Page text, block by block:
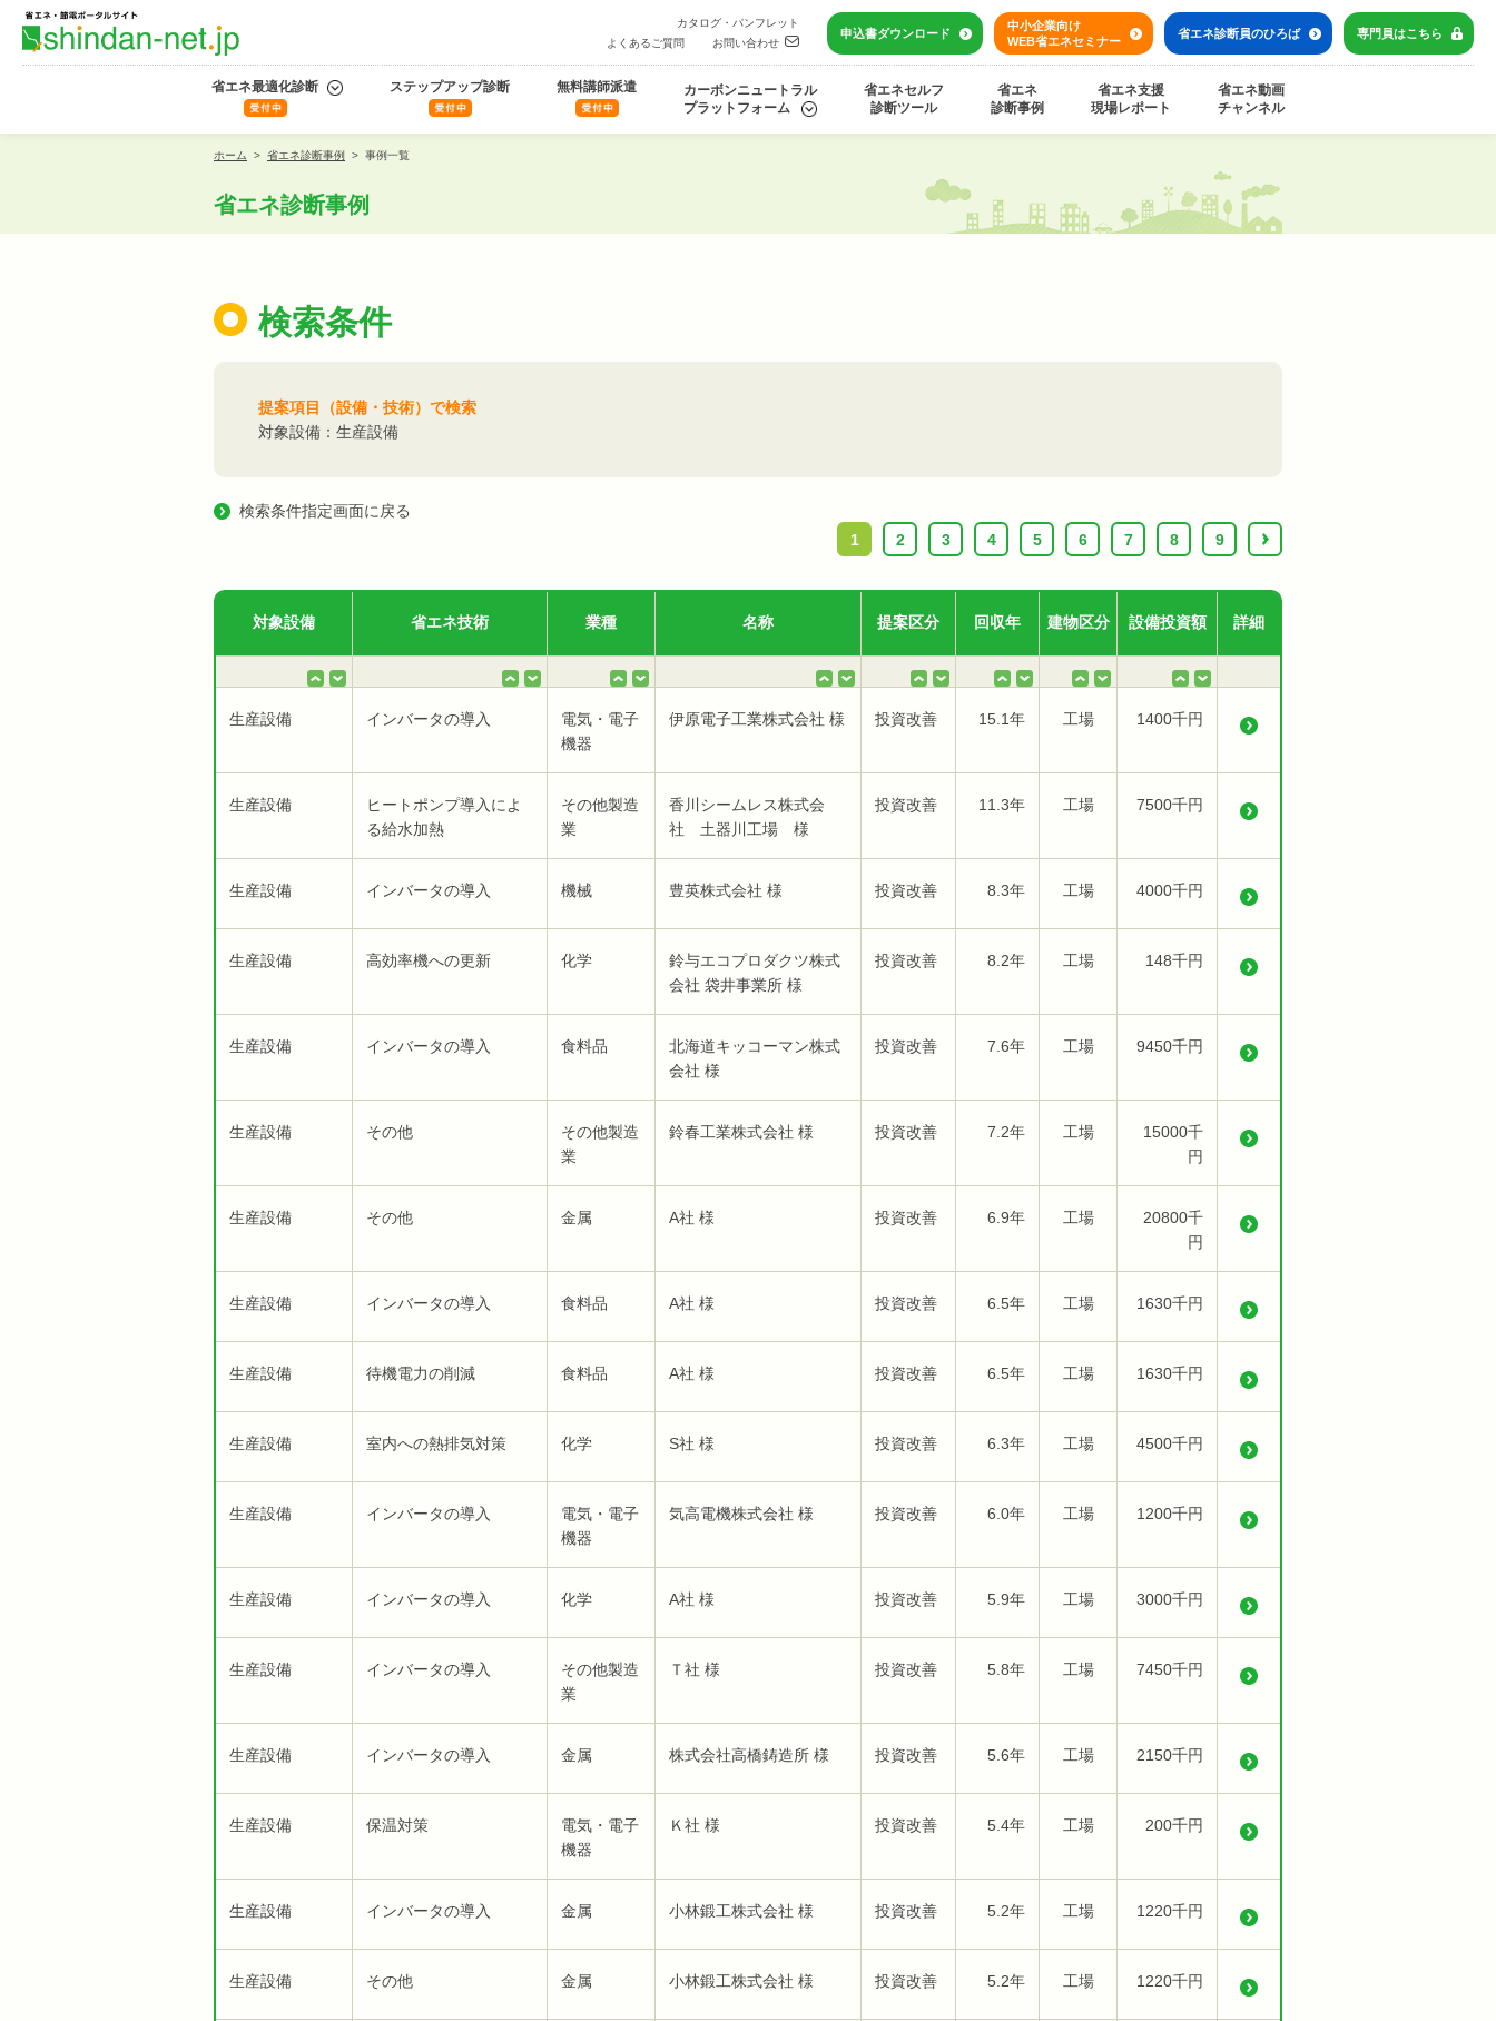
カタログ・パンフレット
よくあるご質問
お問い合わせ
申込書ダウンロード
中小企業向け
WEB省エネセミナー
省エネ診断員のひろば 専門員はこちら
省エネ最適化診断 ステップアップ診断 無料講師派遣
カーボンニュートラル
プラットフォーム
省エネセルフ
診断ツール
省エネ
診断事例
省エネ支援
現場レポート
省エネ動画
チャンネル
ホーム > 省エネ診断事例 > 事例一覧
省エネ診断事例
検索条件
提案項目（設備・技術）で検索
対象設備：生産設備
検索条件指定画面に戻る
1
2 3 4 5 6 7 8 9 ›
対象設備 省エネ技術 業種 名称 提案区分 回収年 建物区分 設備投資額 詳細
生産設備 インバータの導入
電気・電子
機器
伊原電子工業株式会社 様 投資改善 15.1年 工場 1400千円
生産設備
ヒートポンプ導入によ
る給水加熱
その他製造
業
香川シームレス株式会
社 土器川工場 様
投資改善 11.3年 工場 7500千円
生産設備 インバータの導入 機械 豊英株式会社 様 投資改善 8.3年 工場 4000千円
生産設備 高効率機への更新 化学
鈴与エコプロダクツ株式
会社 袋井事業所 様
投資改善 8.2年 工場 148千円
生産設備 インバータの導入 食料品
北海道キッコーマン株式
会社 様
投資改善 7.6年 工場 9450千円
生産設備 その他
その他製造
業
鈴春工業株式会社 様 投資改善 7.2年 工場
15000千
円
生産設備 その他 金属 A社 様 投資改善 6.9年 工場
20800千
円
生産設備 インバータの導入 食料品 A社 様 投資改善 6.5年 工場 1630千円
生産設備 待機電力の削減 食料品 A社 様 投資改善 6.5年 工場 1630千円
生産設備 室内への熱排気対策 化学 S社 様 投資改善 6.3年 工場 4500千円
生産設備 インバータの導入
電気・電子
機器
気高電機株式会社 様 投資改善 6.0年 工場 1200千円
生産設備 インバータの導入 化学 A社 様 投資改善 5.9年 工場 3000千円
生産設備 インバータの導入
その他製造
業
Ｔ社 様 投資改善 5.8年 工場 7450千円
生産設備 インバータの導入 金属 株式会社高橋鋳造所 様 投資改善 5.6年 工場 2150千円
生産設備 保温対策
電気・電子
機器
Ｋ社 様 投資改善 5.4年 工場 200千円
生産設備 インバータの導入 金属 小林鍛工株式会社 様 投資改善 5.2年 工場 1220千円
生産設備 その他 金属 小林鍛工株式会社 様 投資改善 5.2年 工場 1220千円